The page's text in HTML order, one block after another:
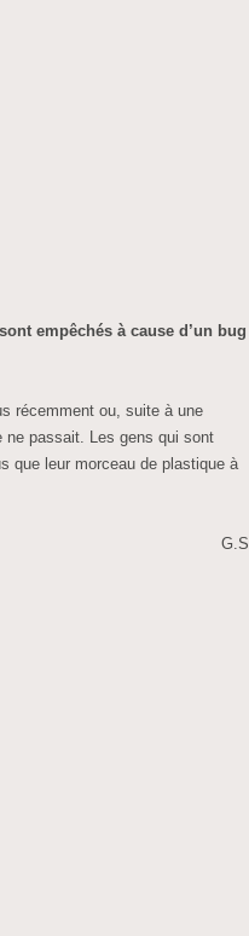
empêchés à cause d’un bug
récemment ou, suite à une
ne passait. Les gens qui sont
que leur morceau de plastique à
G.S